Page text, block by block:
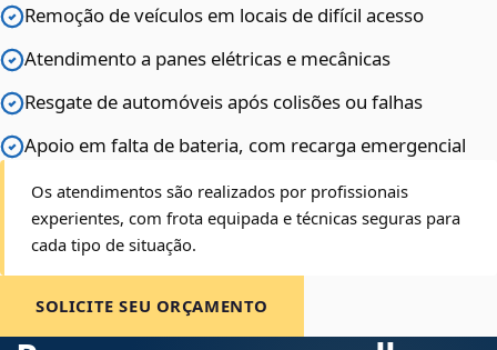
Remoção de veículos em locais de difícil acesso
Atendimento a panes elétricas e mecânicas
Resgate de automóveis após colisões ou falhas
Apoio em falta de bateria, com recarga emergencial
Os atendimentos são realizados por profissionais
experientes, com frota equipada e técnicas seguras para
cada tipo de situação.
SOLICITE SEU ORÇAMENTO